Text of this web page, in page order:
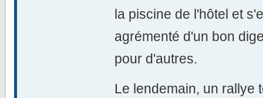
la piscine de l'hôtel et
agrémenté d'un bon
pour d'autres.
Le lendemain, un rallye